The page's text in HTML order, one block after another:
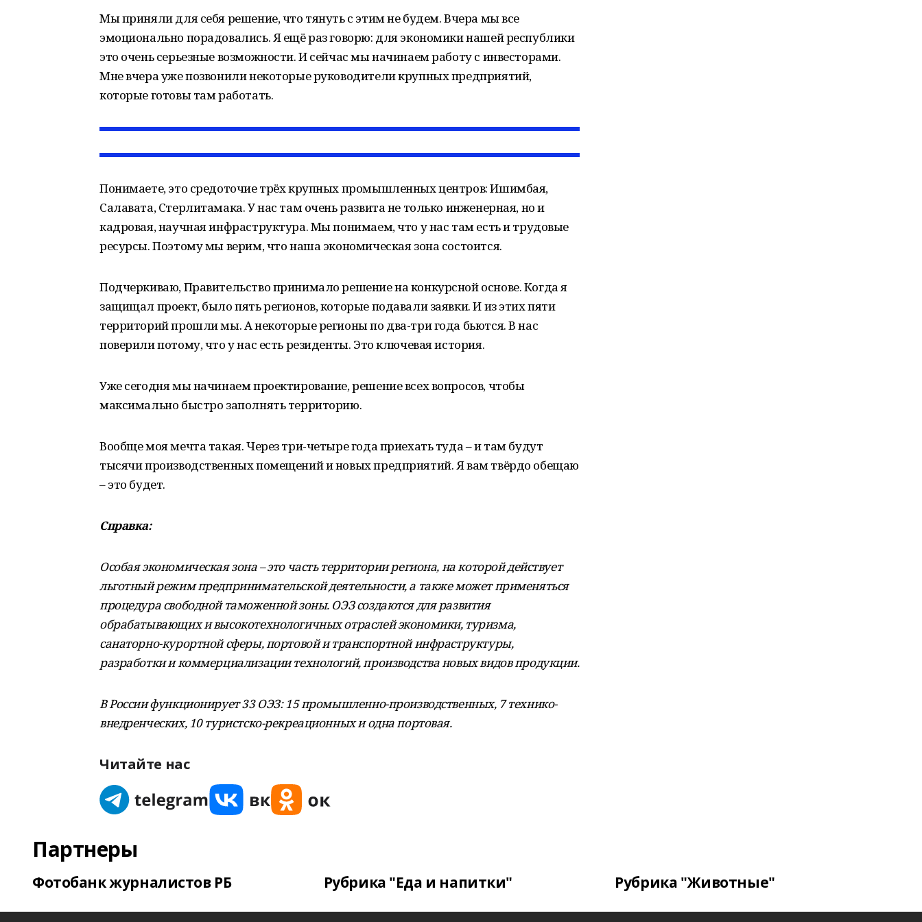
Мы приняли для себя решение, что тянуть с этим не будем. Вчера мы все
эмоционально порадовались. Я ещё раз говорю: для экономики нашей республики
это очень серьезные возможности. И сейчас мы начинаем работу с инвесторами.
Мне вчера уже позвонили некоторые руководители крупных предприятий,
которые готовы там работать.
Понимаете, это средоточие трёх крупных промышленных центров: Ишимбая,
Салавата, Стерлитамака. У нас там очень развита не только инженерная, но и
кадровая, научная инфраструктура. Мы понимаем, что у нас там есть и трудовые
ресурсы. Поэтому мы верим, что наша экономическая зона состоится.
Подчеркиваю, Правительство принимало решение на конкурсной основе. Когда я
защищал проект, было пять регионов, которые подавали заявки. И из этих пяти
территорий прошли мы. А некоторые регионы по два-три года бьются. В нас
поверили потому, что у нас есть резиденты. Это ключевая история.
Уже сегодня мы начинаем проектирование, решение всех вопросов, чтобы
максимально быстро заполнять территорию.
Вообще моя мечта такая. Через три-четыре года приехать туда – и там будут
тысячи производственных помещений и новых предприятий. Я вам твёрдо обещаю
– это будет.
Справка:
Особая экономическая зона – это часть территории региона, на которой действует
льготный режим предпринимательской деятельности, а также может применяться
процедура свободной таможенной зоны. ОЭЗ создаются для развития
обрабатывающих и высокотехнологичных отраслей экономики, туризма,
санаторно-курортной сферы, портовой и транспортной инфраструктуры,
разработки и коммерциализации технологий, производства новых видов продукции.
В России функционирует 33 ОЭЗ: 15 промышленно-производственных, 7 технико-
внедренческих, 10 туристско-рекреационных и одна портовая.
Читайте нас
Партнеры
Фотобанк журналистов РБ Рубрика "Еда и напитки" Рубрика "Животные"